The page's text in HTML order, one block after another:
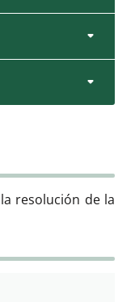
resolución de la